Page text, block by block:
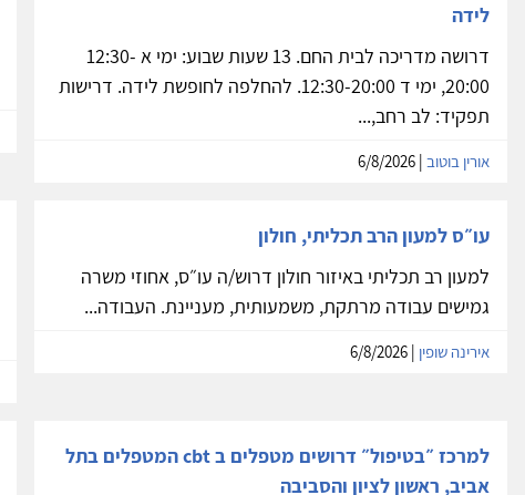
לידה
דרושה מדריכה לבית החם. 13 שעות שבוע: ימי א 12:30-
20:00, ימי ד 12:30-20:00. להחלפה לחופשת לידה. דרישות
תפקיד: לב רחב,...
אורין בוטוב
עו״ס למעון הרב תכליתי, חולון
למעון רב תכליתי באיזור חולון דרוש/ה עו״ס, אחוזי משרה
גמישים עבודה מרתקת, משמעותית, מעניינת. העבודה...
אירינה שופין
למרכז ״בטיפול״ דרושים מטפלים ב cbt המטפלים בתל
אביב, ראשון לציון והסביבה